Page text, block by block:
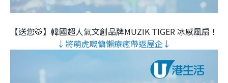
【送您🐯】韓國超人氣文創品牌MUZIK TIGER 冰感風扇！
↓將萌虎嘅慵懶療癒帶返屋企↓